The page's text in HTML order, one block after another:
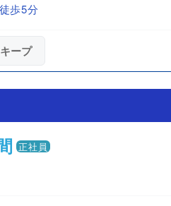
歩5分
ープ
正社員